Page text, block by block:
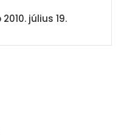
július 19.